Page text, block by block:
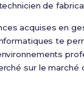
de
acquises en
te
sur le marché